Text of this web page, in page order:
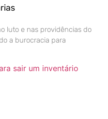
luto e nas providências do
a burocracia para